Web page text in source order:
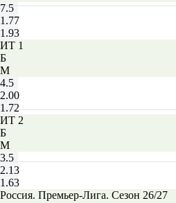
7.5
1.77
1.93
ИТ 1
Б
М
4.5
2.00
1.72
ИТ 2
Б
М
3.5
2.13
1.63
Россия. Премьер-Лига. Сезон 26/27